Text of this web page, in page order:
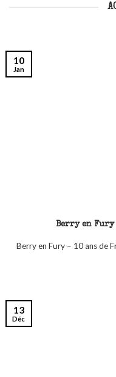
Berry en Fury
Berry en Fury – 10 ans de
10
Jan
13
Déc